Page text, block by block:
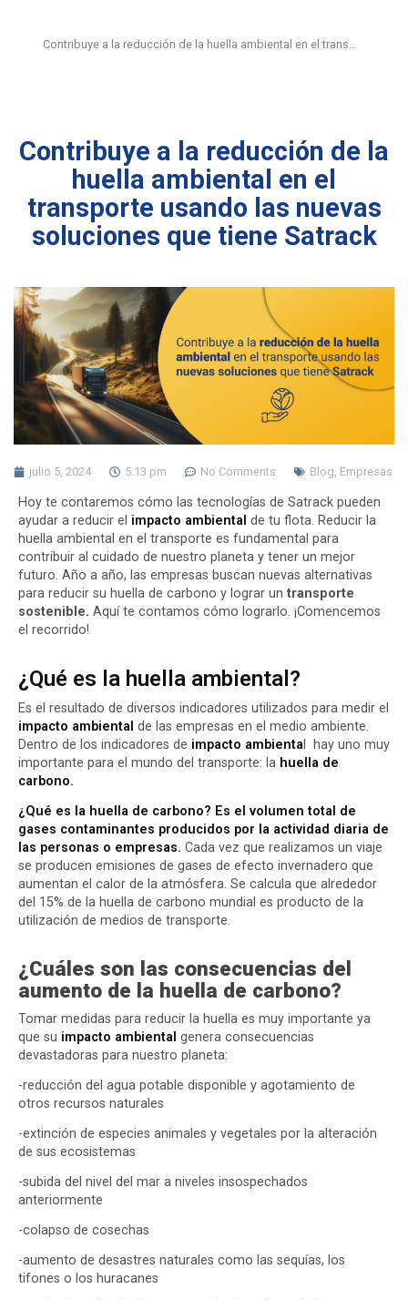
Contribuye a la reducción de la huella ambiental en el trans…
Contribuye a la reducción de la
huella ambiental en el
transporte usando las nuevas
soluciones que tiene Satrack
julio 5, 2024 5:13 pm No Comments Blog, Empresas
Hoy te contaremos cómo las tecnologías de Satrack pueden
ayudar a reducir el impacto ambiental de tu flota. Reducir la
huella ambiental en el transporte es fundamental para
contribuir al cuidado de nuestro planeta y tener un mejor
futuro. Año a año, las empresas buscan nuevas alternativas
para reducir su huella de carbono y lograr un transporte
sostenible. Aquí te contamos cómo lograrlo. ¡Comencemos
el recorrido!
¿Qué es la huella ambiental?
Es el resultado de diversos indicadores utilizados para medir el
impacto ambiental de las empresas en el medio ambiente.
Dentro de los indicadores de impacto ambienta l hay uno muy
importante para el mundo del transporte: la huella de
carbono.
¿Qué es la huella de carbono? Es el volumen total de
gases contaminantes producidos por la actividad diaria de
las personas o empresas. Cada vez que realizamos un viaje
se producen emisiones de gases de efecto invernadero que
aumentan el calor de la atmósfera. Se calcula que alrededor
del 15% de la huella de carbono mundial es producto de la
utilización de medios de transporte.
¿Cuáles son las consecuencias del
aumento de la huella de carbono?
Tomar medidas para reducir la huella es muy importante ya
que su impacto ambiental genera consecuencias
devastadoras para nuestro planeta:
-reducción del agua potable disponible y agotamiento de
otros recursos naturales
-extinción de especies animales y vegetales por la alteración
de sus ecosistemas
-subida del nivel del mar a niveles insospechados
anteriormente
-colapso de cosechas
-aumento de desastres naturales como las sequías, los
tifones o los huracanes